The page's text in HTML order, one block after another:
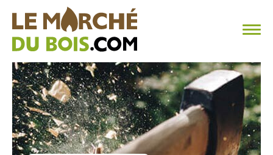
CHAUFFAGE AU BOIS
FAQ
CALCULER SA CONSOMMATION